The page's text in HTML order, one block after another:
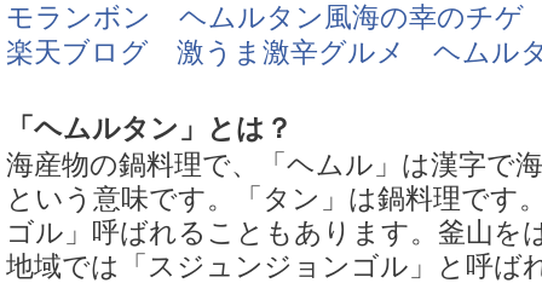
モランボン ヘムルタン風海の幸のチ
楽天ブログ 激うま激辛グルメ ヘムル
「ヘムルタン」とは？
海産物の鍋料理で、「ヘムル」は漢字で
という意味です。「タン」は鍋料理です
ゴル」呼ばれることもあります。釜山を
地域では「スジュンジョンゴル」と呼ば